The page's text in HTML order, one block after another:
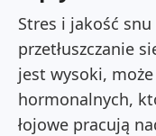
Stres i jakość
przetłuszczanie
jest wysoki,
hormonalnych,
łojowe pracują